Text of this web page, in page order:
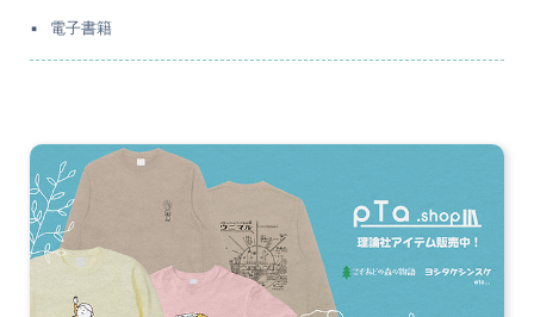
電子書籍